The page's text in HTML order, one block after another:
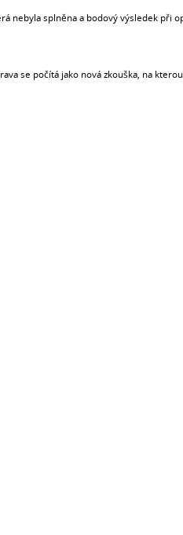
nebyla splněna a bodový výsledek při
se počítá jako nová zkouška, na